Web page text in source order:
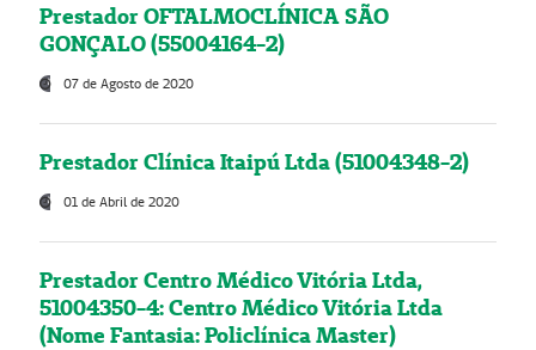
Prestador OFTALMOCLÍNICA SÃO
GONÇALO (55004164-2)
07 de Agosto de 2020
Prestador Clínica Itaipú Ltda (51004348-2)
01 de Abril de 2020
Prestador Centro Médico Vitória Ltda,
51004350-4: Centro Médico Vitória Ltda
(Nome Fantasia: Policlínica Master)